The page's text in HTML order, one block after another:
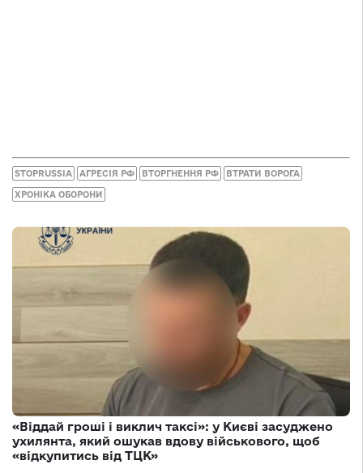
STOPRUSSIA АГРЕСІЯ РФ ВТОРГНЕННЯ РФ ВТРАТИ ВОРОГА
ХРОНІКА ОБОРОНИ
«Віддай гроші і виклич таксі»: у Києві засуджено
ухилянта, який ошукав вдову військового, щоб
«відкупитись від ТЦК»